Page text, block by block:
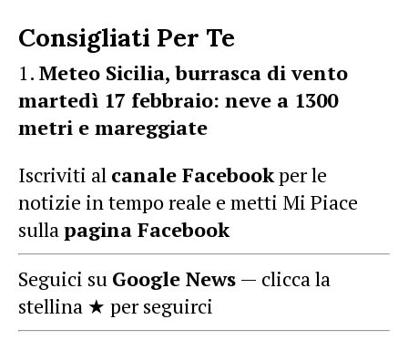
Consigliati Per Te
Meteo Sicilia, burrasca di vento
martedì 17 febbraio: neve a 1300
metri e mareggiate
Iscriviti al canale Facebookper le
notizie in tempo reale e metti Mi Piace
sullapagina Facebook
Seguici su Google News — clicca la
stellina ★ per seguirci